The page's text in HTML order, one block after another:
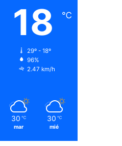
18 ℃
29º - 18º
96%
2.47 km/h
30 ℃
mar
30 ℃
mié